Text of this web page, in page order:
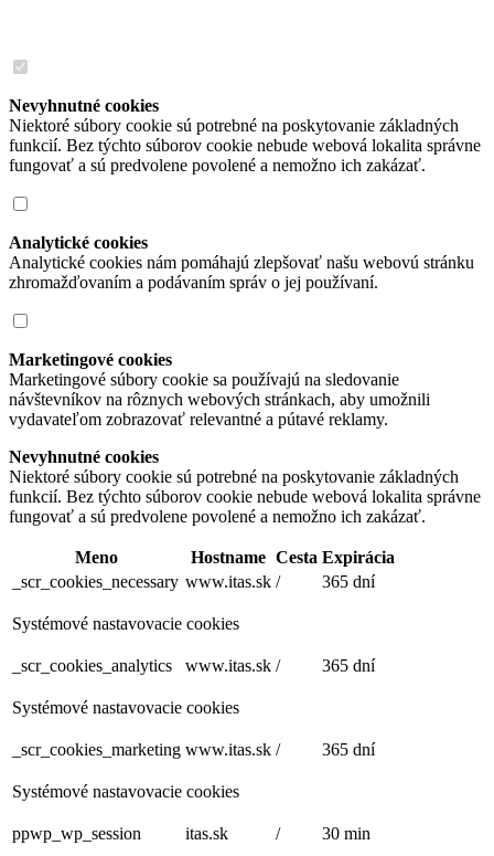
Nevyhnutné cookies
Niektoré súbory cookie sú potrebné na poskytovanie základných
funkcií. Bez týchto súborov cookie nebude webová lokalita správne
fungovať a sú predvolene povolené a nemožno ich zakázať.
Analytické cookies
Analytické cookies nám pomáhajú zlepšovať našu webovú stránku
zhromažďovaním a podávaním správ o jej používaní.
Marketingové cookies
Marketingové súbory cookie sa používajú na sledovanie
návštevníkov na rôznych webových stránkach, aby umožnili
vydavateľom zobrazovať relevantné a pútavé reklamy.
Nevyhnutné cookies
Niektoré súbory cookie sú potrebné na poskytovanie základných
funkcií. Bez týchto súborov cookie nebude webová lokalita správne
fungovať a sú predvolene povolené a nemožno ich zakázať.
Meno Hostname Cesta Expirácia
_scr_cookies_necessary www.itas.sk / 365 dní
Systémové nastavovacie cookies
_scr_cookies_analytics www.itas.sk / 365 dní
Systémové nastavovacie cookies
_scr_cookies_marketing www.itas.sk / 365 dní
Systémové nastavovacie cookies
ppwp_wp_session itas.sk / 30 min